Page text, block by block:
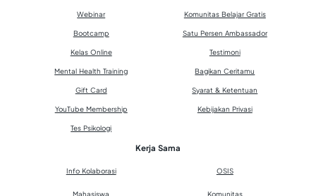
Webinar
Bootcamp
Kelas Online
Mental Health Training
Gift Card
YouTube Membership
Tes Psikologi
Komunitas Belajar Gratis
Satu Persen Ambassador
Testimoni
Bagikan Ceritamu
Syarat & Ketentuan
Kebijakan Privasi
Kerja Sama
Info Kolaborasi OSIS
Mahasiswa Komunitas